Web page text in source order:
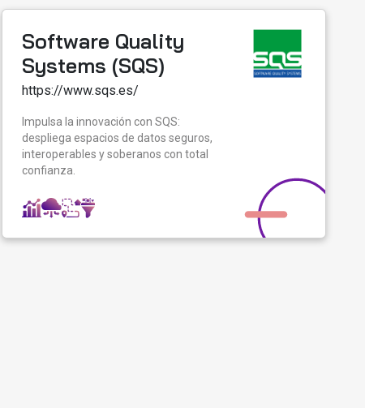
Software Quality
Systems (SQS)
https://www.sqs.es/
Impulsa la innovación con SQS:
despliega espacios de datos seguros,
interoperables y soberanos con total
confianza.